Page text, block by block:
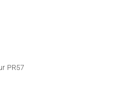
PR57